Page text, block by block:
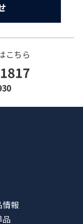
こちら
情報
品